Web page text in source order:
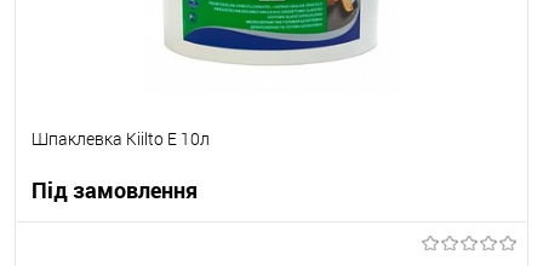
Шпаклевка Kiilto E 10л
Під замовлення